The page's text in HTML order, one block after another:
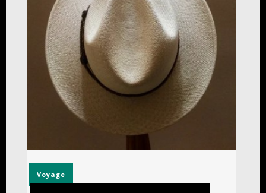
Voyage